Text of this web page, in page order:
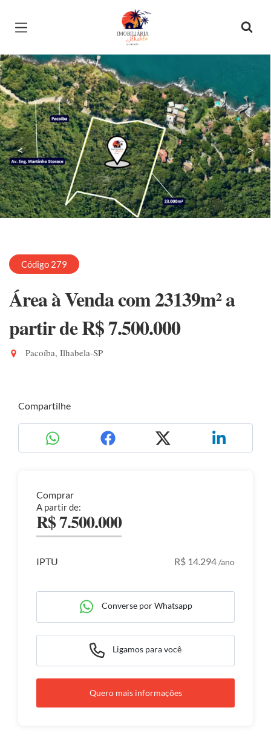
Página inicial
< >
Código 279
Área à Venda com 23139m²a
partir de R$ 7.500.000
Pacoíba, Ilhabela-SP
Compartilhe
Comprar
A partir de:
R$ 7.500.000
IPTU R$ 14.294/ano
Converse por Whatsapp
Ligamos para você
Quero mais informações